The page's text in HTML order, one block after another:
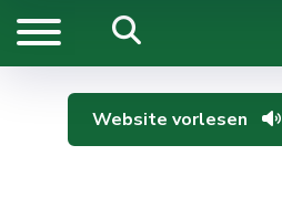
Website vorlesen